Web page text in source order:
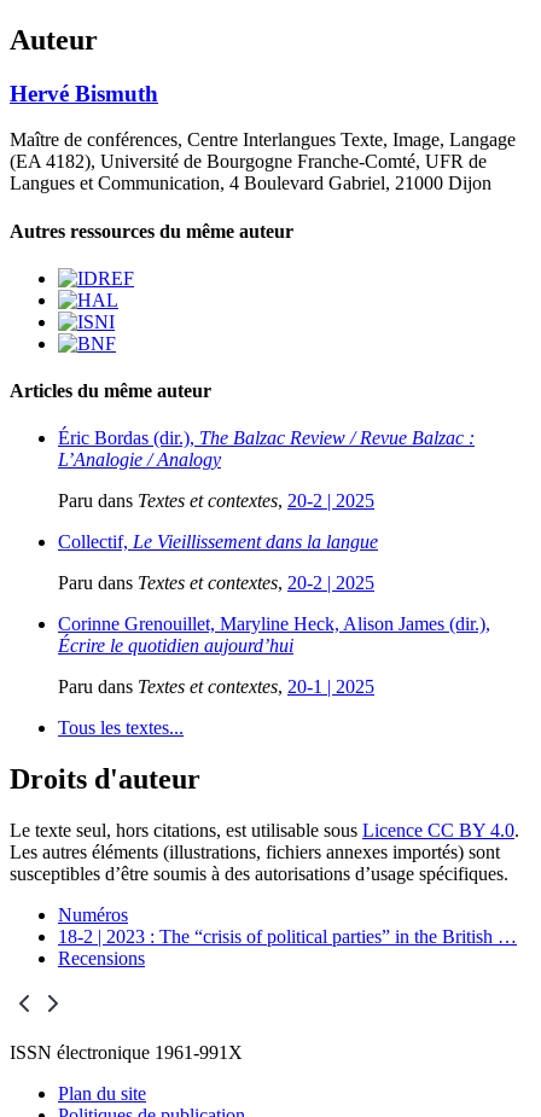
Auteur
Hervé Bismuth
Maître de conférences, Centre Interlangues Texte, Image, Langage
(EA 4182), Université de Bourgogne Franche-Comté, UFR de
Langues et Communication, 4 Boulevard Gabriel, 21000 Dijon
Autres ressources du même auteur
Articles du même auteur
Éric Bordas (dir.), The Balzac Review / Revue Balzac :
L’Analogie / Analogy
Paru dans Textes et contextes, 20-2 | 2025
Collectif, Le Vieillissement dans la langue
Paru dans Textes et contextes, 20-2 | 2025
Corinne Grenouillet, Maryline Heck, Alison James (dir.),
Écrire le quotidien aujourd’hui
Paru dans Textes et contextes, 20-1 | 2025
Tous les textes...
Droits d'auteur
Le texte seul, hors citations, est utilisable sous Licence CC BY 4.0.
Les autres éléments (illustrations, fichiers annexes importés) sont
susceptibles d’être soumis à des autorisations d’usage spécifiques.
Numéros
18-2 | 2023 : The “crisis of political parties” in the British …
Recensions
ISSN électronique 1961-991X
Plan du site